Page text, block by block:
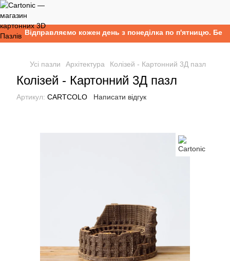
Відправляємо кожен день з понеділка по п'ятницю.
Усі пазли Архітектура Колізей - Картонний 3Д пазл
Колізей - Картонний 3Д пазл
Артикул: CARTCOLO Написати відгук